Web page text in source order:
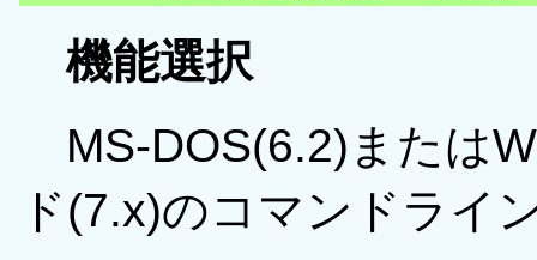
機能選択
MS-DOS(6.2)または
ド(7.x)のコマンドライ